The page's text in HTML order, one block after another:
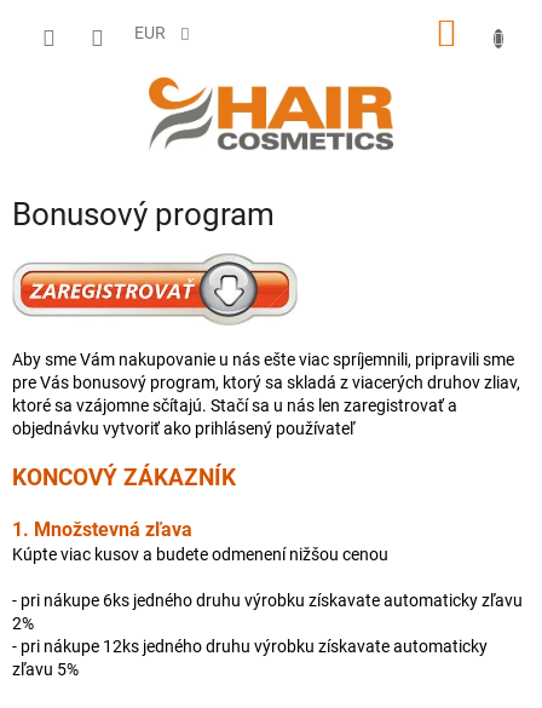
EUR
Bonusový program
Aby sme Vám nakupovanie u nás ešte viac spríjemnili, pripravili sme
pre Vás bonusový program, ktorý sa skladá z viacerých druhov zliav,
ktoré sa vzájomne sčítajú. Stačí sa u nás len zaregistrovať a
objednávku vytvoriť ako prihlásený používateľ
KONCOVÝ ZÁKAZNÍK
1. Množstevná zľava
Kúpte viac kusov a budete odmenení nižšou cenou
- pri nákupe 6ks jedného druhu výrobku získavate automaticky zľavu
2%
- pri nákupe 12ks jedného druhu výrobku získavate automaticky
zľavu 5%